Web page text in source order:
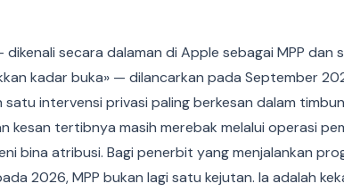
secara dalaman di Apple sebagai MPP dan
kadar buka» — dilancarkan pada September
satu intervensi privasi paling berkesan dalam
kesan tertibnya masih merebak melalui operasi
bina atribusi. Bagi penerbit yang menjalankan
2026, MPP bukan lagi satu kejutan. Ia adalah